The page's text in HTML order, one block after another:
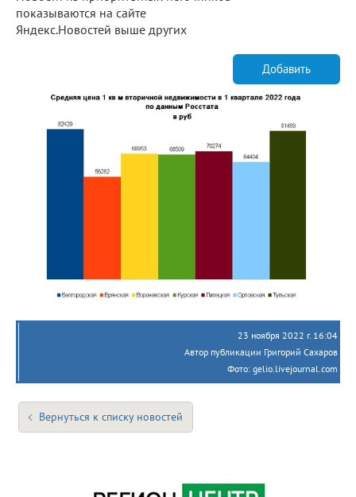
показываются на сайте
Яндекс.Новостей выше других
Добавить
23 ноября 2022 г. 16:04
Автор публикации Григорий Сахаров
Фото: gelio.livejournal.com
Вернуться к списку новостей